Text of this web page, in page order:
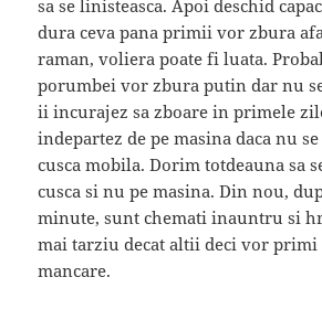
sa se linisteasca. Apoi deschid
dura ceva pana primii vor zbura
raman, voliera poate fi luata.
porumbei vor zbura putin dar nu
ii incurajez sa zboare in primele
indepartez de pe masina daca nu
cusca mobila. Dorim totdeauna sa
cusca si nu pe masina. Din nou,
minute, sunt chemati inauntru si
mai tarziu decat altii deci vor
mancare.